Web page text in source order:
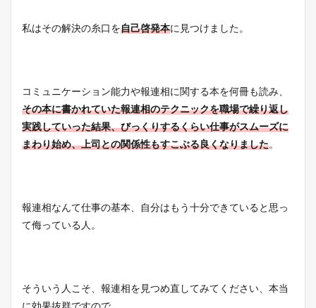
私はその解決の糸口を自己啓発本に見つけました。
コミュニケーション能力や報連相に関する本を何冊も読み、
その本に書かれていた報連相のテクニックを職場で繰り返し
実践していった結果、びっくりするくらい仕事がスムーズに
まわり始め、上司との関係性もすこぶる良くなりました。
報連相なんて仕事の基本、自分はもう十分できていると思っ
て侮っている人。
そういう人こそ、報連相を見つめ直してみてください、本当